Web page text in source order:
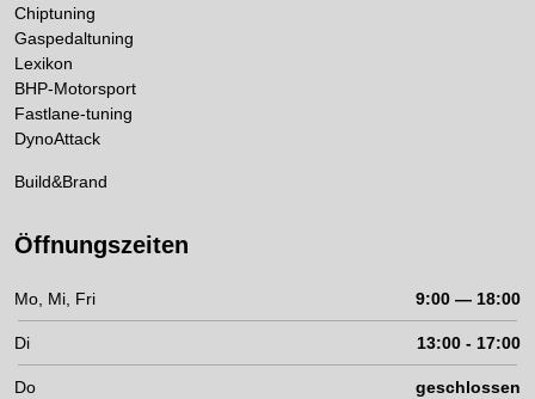
Chiptuning
Gaspedaltuning
Lexikon
BHP-Motorsport
Fastlane-tuning
DynoAttack
Build&Brand
Öffnungszeiten
Mo, Mi, Fri 9:00 — 18:00
Di 13:00 - 17:00
Do geschlossen